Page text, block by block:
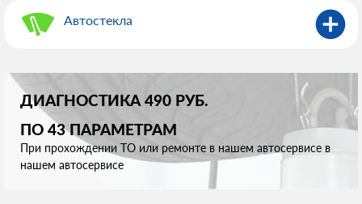
Автостекла
ДИАГНОСТИКА 490 РУБ.
ПО 43 ПАРАМЕТРАМ
При прохождении ТО или ремонте в нашем автосервисе в
нашем автосервисе